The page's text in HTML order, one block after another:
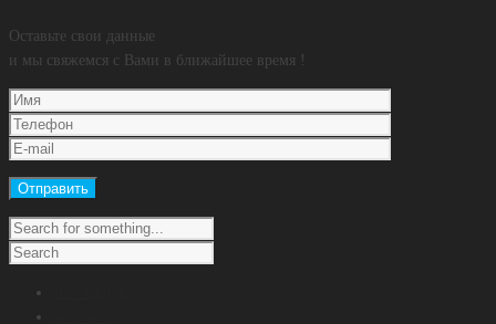
Оставьте свои данные
и мы свяжемся с Вами в ближайшее время !